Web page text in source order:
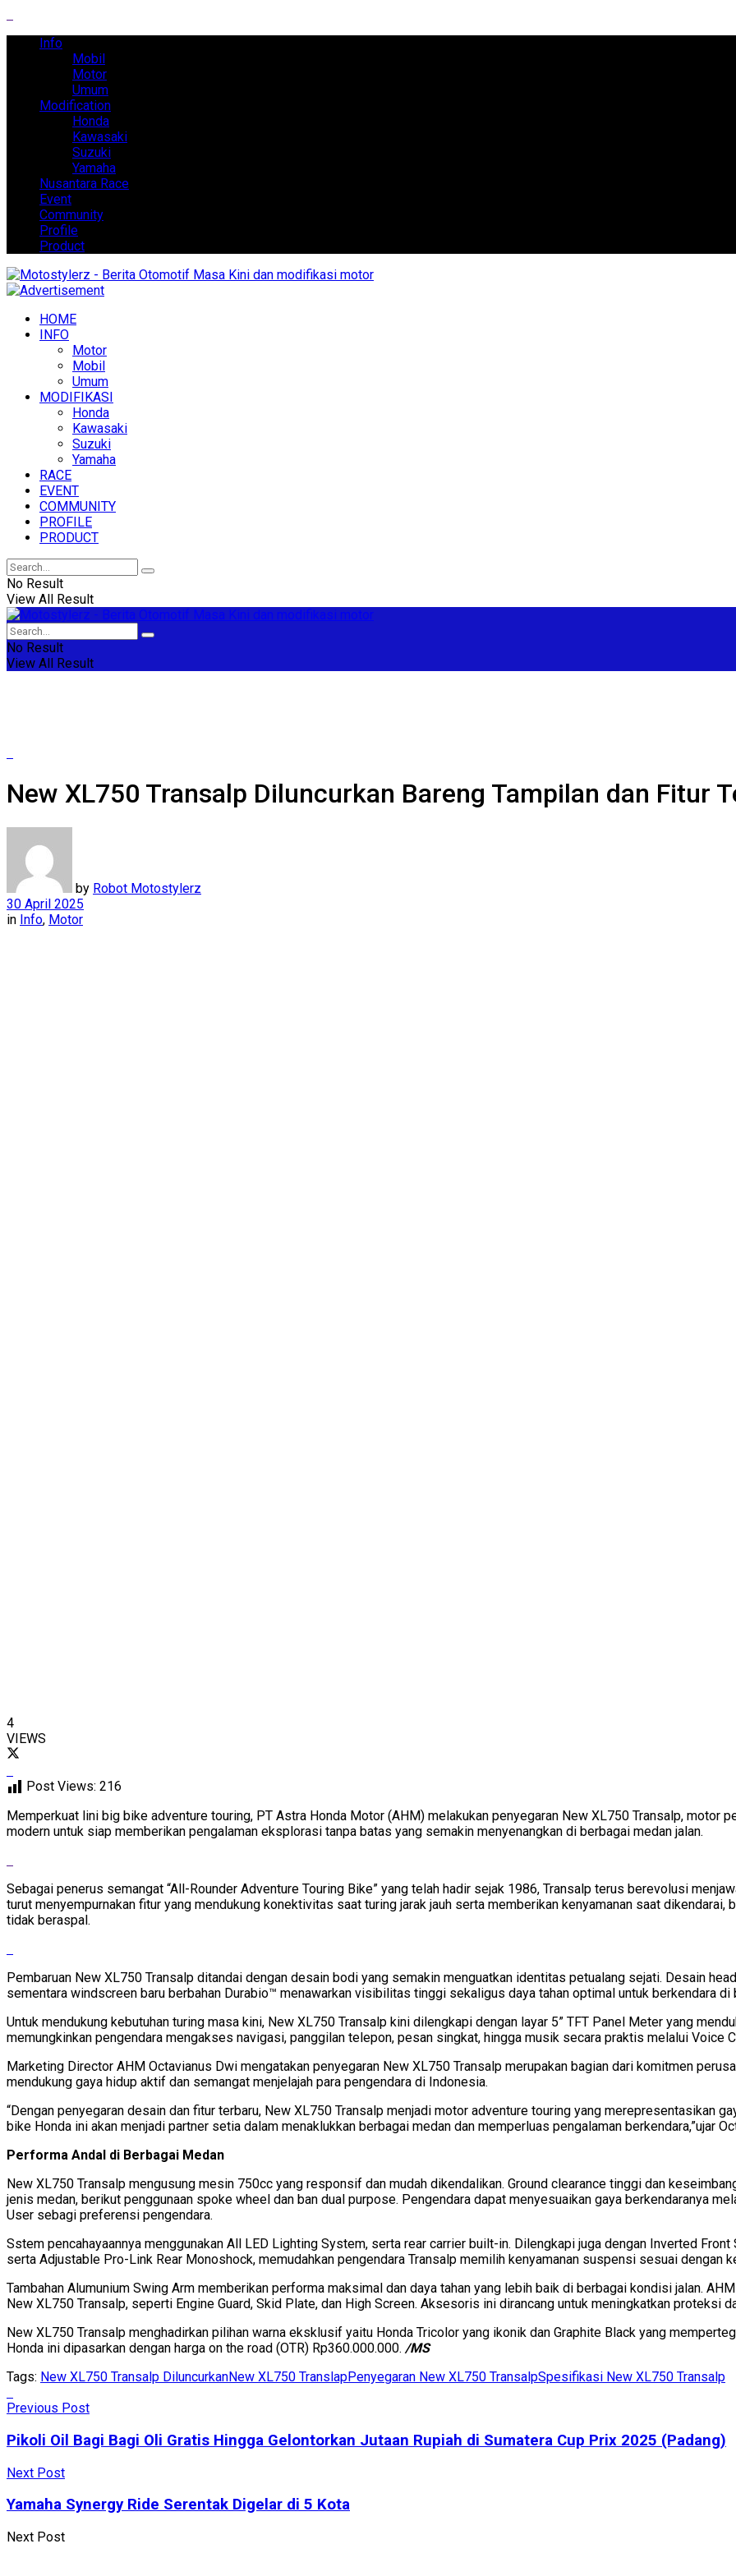
Info
Mobil
Motor
Umum
Modification
Honda
Kawasaki
Suzuki
Yamaha
Nusantara Race
Event
Community
Profile
Product
HOME
INFO
Motor
Mobil
Umum
MODIFIKASI
Honda
Kawasaki
Suzuki
Yamaha
RACE
EVENT
COMMUNITY
PROFILE
PRODUCT
No Result
View All Result
No Result
View All Result
New XL750 Transalp Diluncurkan Bareng Tampilan dan Fitur
by Robot Motostylerz
30 April 2025
in Info, Motor
4
VIEWS
Post Views: 216
Memperkuat lini big bike adventure touring, PT Astra Honda Motor (AHM) melakukan penyegaran New XL750 Transalp, motor
modern untuk siap memberikan pengalaman eksplorasi tanpa batas yang semakin menyenangkan di berbagai medan jalan.
Sebagai penerus semangat “All-Rounder Adventure Touring Bike” yang telah hadir sejak 1986, Transalp terus berevolusi
turut menyempurnakan fitur yang mendukung konektivitas saat turing jarak jauh serta memberikan kenyamanan saat dikendarai,
tidak beraspal.
Pembaruan New XL750 Transalp ditandai dengan desain bodi yang semakin menguatkan identitas petualang sejati. Desain
sementara windscreen baru berbahan Durabio™ menawarkan visibilitas tinggi sekaligus daya tahan optimal untuk berkendara di
Untuk mendukung kebutuhan turing masa kini, New XL750 Transalp kini dilengkapi dengan layar 5” TFT Panel Meter yang
memungkinkan pengendara mengakses navigasi, panggilan telepon, pesan singkat, hingga musik secara praktis melalui Voice
Marketing Director AHM Octavianus Dwi mengatakan penyegaran New XL750 Transalp merupakan bagian dari komitmen
mendukung gaya hidup aktif dan semangat menjelajah para pengendara di Indonesia.
“Dengan penyegaran desain dan fitur terbaru, New XL750 Transalp menjadi motor adventure touring yang merepresentasikan
bike Honda ini akan menjadi partner setia dalam menaklukkan berbagai medan dan memperluas pengalaman berkendara,”ujar
Performa Andal di Berbagai Medan
New XL750 Transalp mengusung mesin 750cc yang responsif dan mudah dikendalikan. Ground clearance tinggi dan
jenis medan, berikut penggunaan spoke wheel dan ban dual purpose. Pengendara dapat menyesuaikan gaya berkendaranya
User sebagi preferensi pengendara.
Sstem pencahayaannya menggunakan All LED Lighting System, serta rear carrier built-in. Dilengkapi juga dengan Inverted
serta Adjustable Pro-Link Rear Monoshock, memudahkan pengendara Transalp memilih kenyamanan suspensi sesuai dengan
Tambahan Alumunium Swing Arm memberikan performa maksimal dan daya tahan yang lebih baik di berbagai kondisi jalan.
New XL750 Transalp, seperti Engine Guard, Skid Plate, dan High Screen. Aksesoris ini dirancang untuk meningkatkan proteksi
New XL750 Transalp menghadirkan pilihan warna eksklusif yaitu Honda Tricolor yang ikonik dan Graphite Black yang
Honda ini dipasarkan dengan harga on the road (OTR) Rp360.000.000. /MS
Tags: New XL750 Transalp DiluncurkanNew XL750 TranslapPenyegaran New XL750 TransalpSpesifikasi New XL750 Transalp
Previous Post
Pikoli Oil Bagi Bagi Oli Gratis Hingga Gelontorkan Jutaan Rupiah di Sumatera Cup Prix 2025 (Padang)
Next Post
Yamaha Synergy Ride Serentak Digelar di 5 Kota
Next Post